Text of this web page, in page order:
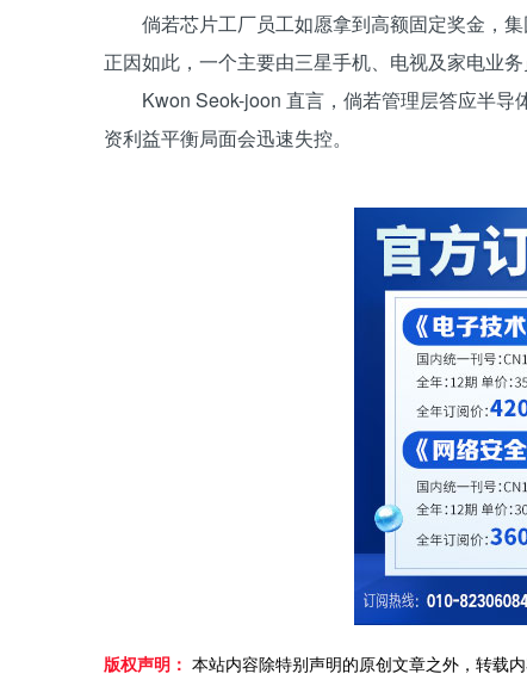
倘若芯片工厂员工如愿拿到高额固定奖金，
正因如此，一个主要由三星手机、电视及家电业
Kwon Seok-joon 直言，倘若管理层答应半
资利益平衡局面会迅速失控。
版权声明： 本站内容除特别声明的原创文章之外，转载